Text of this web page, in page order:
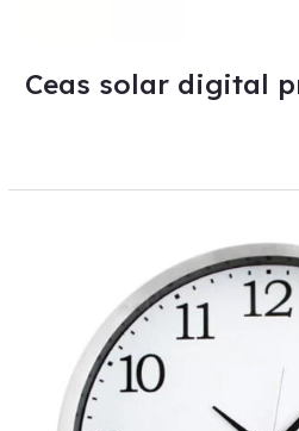
Ceas solar digital
radiocomandat
perete